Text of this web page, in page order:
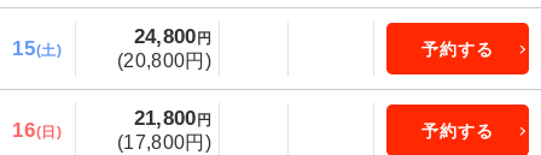
15(土)
24,800 円
(20,800円)
予約する
16(日)
21,800 円
(17,800円)
予約する